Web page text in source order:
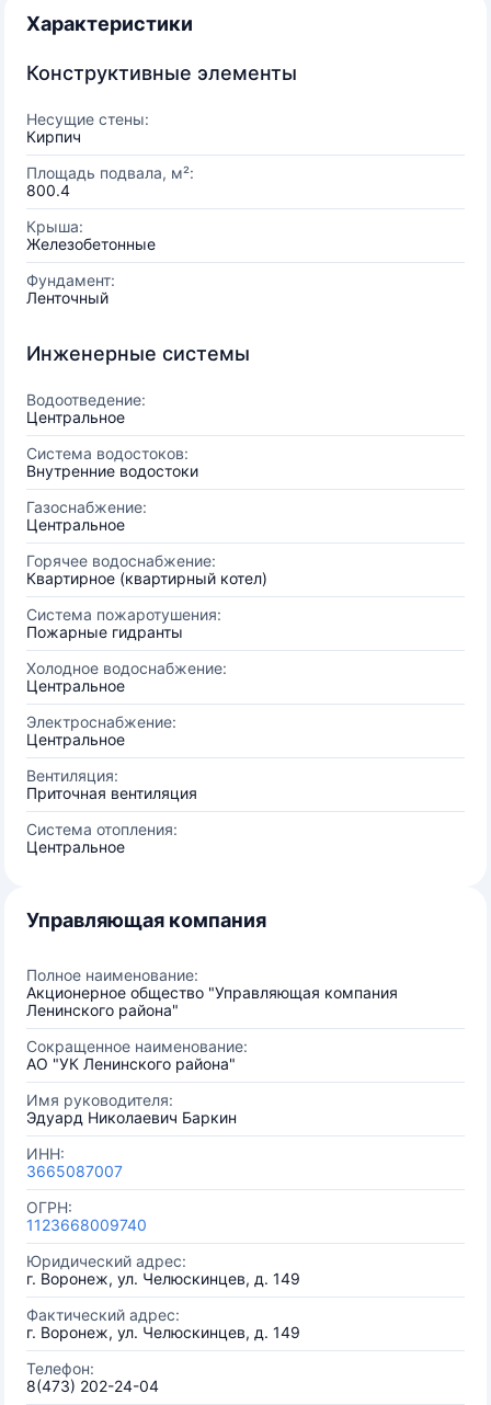
Характеристики
Конструктивные элементы
Несущие стены:
Кирпич
Площадь подвала, м²:
800.4
Крыша:
Железобетонные
Фундамент:
Ленточный
Инженерные системы
Водоотведение:
Центральное
Система водостоков:
Внутренние водостоки
Газоснабжение:
Центральное
Горячее водоснабжение:
Квартирное (квартирный котел)
Система пожаротушения:
Пожарные гидранты
Холодное водоснабжение:
Центральное
Электроснабжение:
Центральное
Вентиляция:
Приточная вентиляция
Система отопления:
Центральное
Управляющая компания
Полное наименование:
Акционерное общество "Управляющая компания
Ленинского района"
Сокращенное наименование:
АО "УК Ленинского района"
Имя руководителя:
Эдуард Николаевич Баркин
ИНН:
3665087007
ОГРН:
1123668009740
Юридический адрес:
г. Воронеж, ул. Челюскинцев, д. 149
Фактический адрес:
г. Воронеж, ул. Челюскинцев, д. 149
Телефон:
8(473) 202-24-04